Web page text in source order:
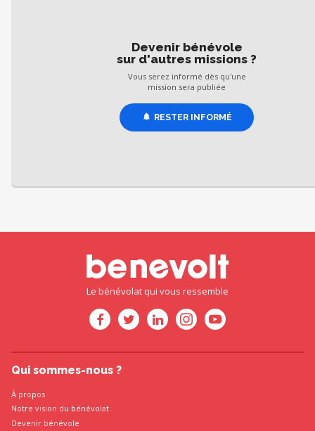
Devenir bénévole
sur d'autres missions ?
Vous serez informé dès qu'une
mission sera publiée
RESTER INFORMÉ
Le bénévolat qui vous ressemble
Qui sommes-nous ?
À propos
Notre vision du bénévolat
Devenir bénévole